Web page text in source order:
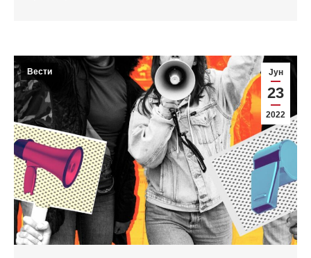
Јун
23
2022
Вести